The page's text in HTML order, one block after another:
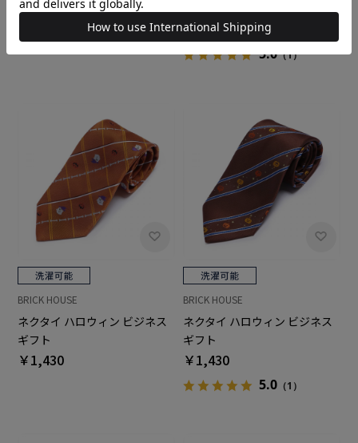
ギフト
ギフト
￥1,430
5.0（1）
BRICK HOUSE
ネクタイ ハロウィン ビジネス
ギフト
￥1,430
BRICK HOUSE
ネクタイ ハロウィン ビジネス
ギフト
￥1,430
5.0 （1）